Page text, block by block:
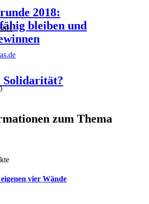
2018:
bleiben und
Solidarität?
zum Thema
vier Wände